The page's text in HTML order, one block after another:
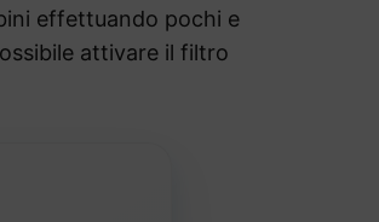
effettuando pochi e
attivare il filtro